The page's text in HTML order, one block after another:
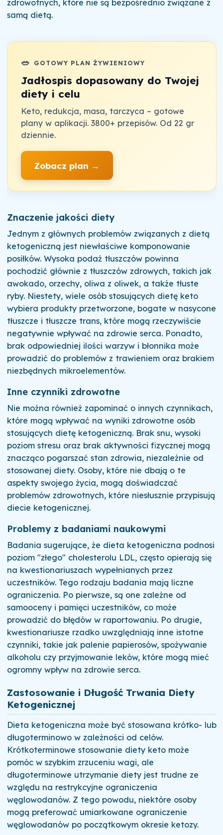
zdrowotnych, które nie są bezpośrednio związane z
samą dietą.
🥗 GOTOWY PLAN ŻYWIENIOWY
Jadłospis dopasowany do Twojej
diety i celu
Keto, redukcja, masa, tarczyca – gotowe
plany w aplikacji. 3800+ przepisów. Od 22 gr
dziennie.
Zobacz plan →
Znaczenie jakości diety
Jednym z głównych problemów związanych z dietą
ketogeniczną jest niewłaściwe komponowanie
posiłków. Wysoka podaż tłuszczów powinna
pochodzić głównie z tłuszczów zdrowych, takich jak
awokado, orzechy, oliwa z oliwek, a także tłuste
ryby. Niestety, wiele osób stosujących dietę keto
wybiera produkty przetworzone, bogate w nasycone
tłuszcze i tłuszcze trans, które mogą rzeczywiście
negatywnie wpływać na zdrowie serca. Ponadto,
brak odpowiedniej ilości warzyw i błonnika może
prowadzić do problemów z trawieniem oraz brakiem
niezbędnych mikroelementów.
Inne czynniki zdrowotne
Nie można również zapominać o innych czynnikach,
które mogą wpływać na wyniki zdrowotne osób
stosujących dietę ketogeniczną. Brak snu, wysoki
poziom stresu oraz brak aktywności fizycznej mogą
znacząco pogarszać stan zdrowia, niezależnie od
stosowanej diety. Osoby, które nie dbają o te
aspekty swojego życia, mogą doświadczać
problemów zdrowotnych, które niesłusznie przypisują
diecie ketogenicznej.
Problemy z badaniami naukowymi
Badania sugerujące, że dieta ketogeniczna podnosi
poziom "złego" cholesterolu LDL, często opierają się
na kwestionariuszach wypełnianych przez
uczestników. Tego rodzaju badania mają liczne
ograniczenia. Po pierwsze, są one zależne od
samooceny i pamięci uczestników, co może
prowadzić do błędów w raportowaniu. Po drugie,
kwestionariusze rzadko uwzględniają inne istotne
czynniki, takie jak palenie papierosów, spożywanie
alkoholu czy przyjmowanie leków, które mogą mieć
ogromny wpływ na zdrowie serca.
Zastosowanie i Długość Trwania Diety
Ketogenicznej
Dieta ketogeniczna może być stosowana krótko- lub
długoterminowo w zależności od celów.
Krótkoterminowe stosowanie diety keto może
pomóc w szybkim zrzuceniu wagi, ale
długoterminowe utrzymanie diety jest trudne ze
względu na restrykcyjne ograniczenia
węglowodanów. Z tego powodu, niektóre osoby
mogą preferować umiarkowane ograniczenie
węglowodanów po początkowym okresie ketozy.